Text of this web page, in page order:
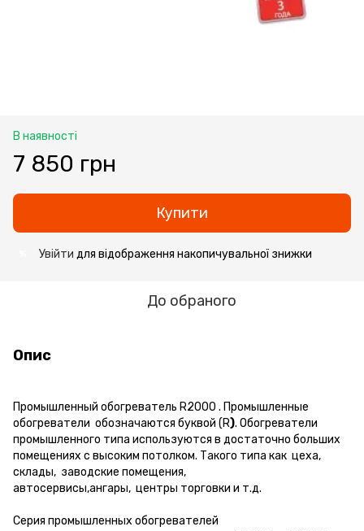
В наявності
7 850 грн
Купити
Увійти для відображення накопичувальної знижки
До обраного
Опис
Промышленный обогреватель R2000 . Промышленные
обогреватели обозначаются буквой (R). Обогреватели
промышленного типа используются в достаточно больших
помещениях с высоким потолком. Такого типа как цеха,
склады, заводские помещения,
автосервисы,ангары, центры торговки и т.д.
Серия промышленных обогревателей